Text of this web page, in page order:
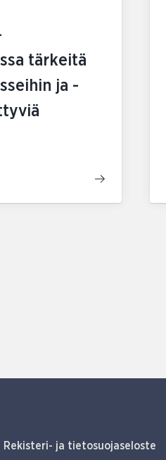
tärkeitä
ja -
Rekisteri- ja tietosuojaseloste